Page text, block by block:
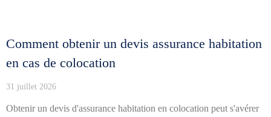
Comment obtenir un devis assurance habitation
en cas de colocation
31 juillet 2026
Obtenir un devis d'assurance habitation en colocation peut s'avérer